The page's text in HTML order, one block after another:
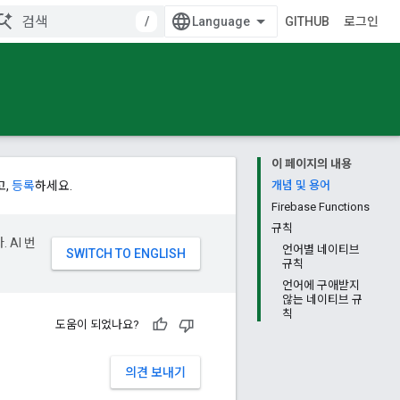
/ GITHUB 로그인
이 페이지의 내용
개념 및 용어
Firebase Functions
규칙
언어별 네이티브
규칙
언어에 구애받지
않는 네이티브 규
칙
, 등록하세요.
AI 번
도움이 되었나요?
의견 보내기